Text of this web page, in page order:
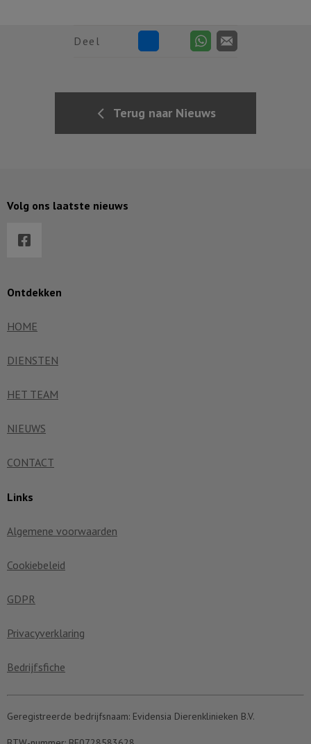
Deel
Terug naar Nieuws
Ontdekken
HOME
DIENSTEN
HET TEAM
NIEUWS
CONTACT
Links
Algemene voorwaarden
Cookiebeleid
GDPR
Privacyverklaring
Bedrijfsfiche
Volg ons laatste nieuws
Geregistreerde bedrijfsnaam: Evidensia Dierenklinieken B.V.